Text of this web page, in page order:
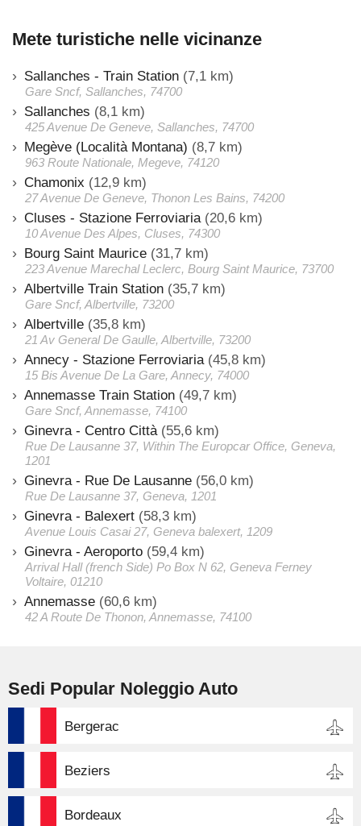
Mete turistiche nelle vicinanze
Sallanches - Train Station (7,1 km)
Gare Sncf, Sallanches, 74700
Sallanches (8,1 km)
425 Avenue De Geneve, Sallanches, 74700
Megève (Località Montana) (8,7 km)
963 Route Nationale, Megeve, 74120
Chamonix (12,9 km)
27 Avenue De Geneve, Thonon Les Bains, 74200
Cluses - Stazione Ferroviaria (20,6 km)
10 Avenue Des Alpes, Cluses, 74300
Bourg Saint Maurice (31,7 km)
223 Avenue Marechal Leclerc, Bourg Saint Maurice, 73700
Albertville Train Station (35,7 km)
Gare Sncf, Albertville, 73200
Albertville (35,8 km)
21 Av General De Gaulle, Albertville, 73200
Annecy - Stazione Ferroviaria (45,8 km)
15 Bis Avenue De La Gare, Annecy, 74000
Annemasse Train Station (49,7 km)
Gare Sncf, Annemasse, 74100
Ginevra - Centro Città (55,6 km)
Rue De Lausanne 37, Within The Europcar Office, Geneva,
1201
Ginevra - Rue De Lausanne (56,0 km)
Rue De Lausanne 37, Geneva, 1201
Ginevra - Balexert (58,3 km)
Avenue Louis Casai 27, Geneva balexert, 1209
Ginevra - Aeroporto (59,4 km)
Arrival Hall (french Side) Po Box N 62, Geneva Ferney
Voltaire, 01210
Annemasse (60,6 km)
42 A Route De Thonon, Annemasse, 74100
Sedi Popular Noleggio Auto
Bergerac
Beziers
Bordeaux